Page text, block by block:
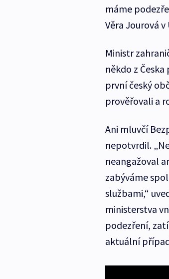
máme
Věra Jourová
Ministr
někdo z
první český
prověřovali a
Ani mluvčí
nepotvrdil.
neangažoval
zabýváme
službami,“
ministerstva
podezření,
aktuální